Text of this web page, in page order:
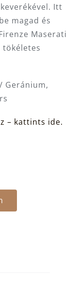
Itt
magad és
Maserati
tökéletes
Geránium,
– kattints ide.